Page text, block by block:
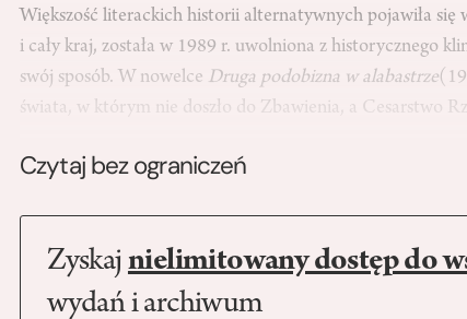
Większość literackich historii alternatywnych pojawiła
i cały kraj, została w 1989 r. uwolniona z historycznego
swój sposób. W nowelce Druga podobizna w alabastrze
świata, w którym nie doszło do Zbawienia, a Cesarstwo
Czytaj bez ograniczeń
Zyskaj nielimitowany dostęp do
wydań i archiwum